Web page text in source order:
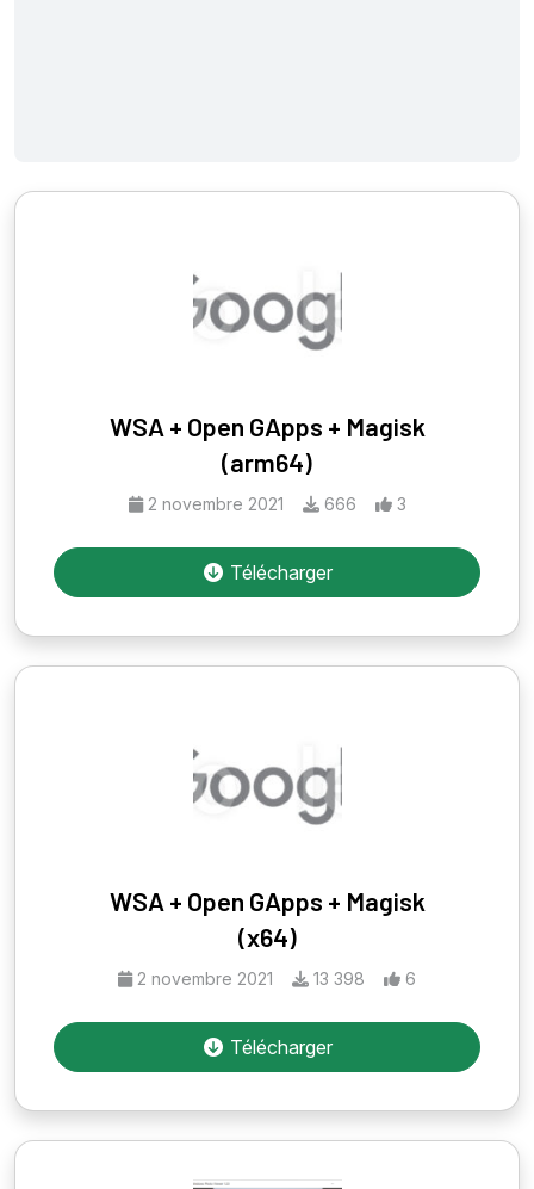
WSA + Open GApps + Magisk
(arm64)
2 novembre 2021 666 3
Télécharger
WSA + Open GApps + Magisk
(x64)
2 novembre 2021 13 398 6
Télécharger